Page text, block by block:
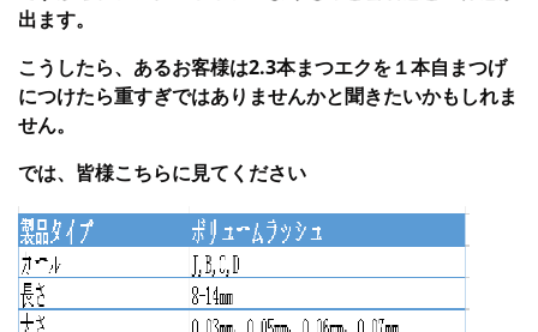
出ます。
こうしたら、あるお客様は2.3本まつエクを１本自まつげ
につけたら重すぎではありませんかと聞きたいかもしれま
せん。
では、皆様こちらに見てください